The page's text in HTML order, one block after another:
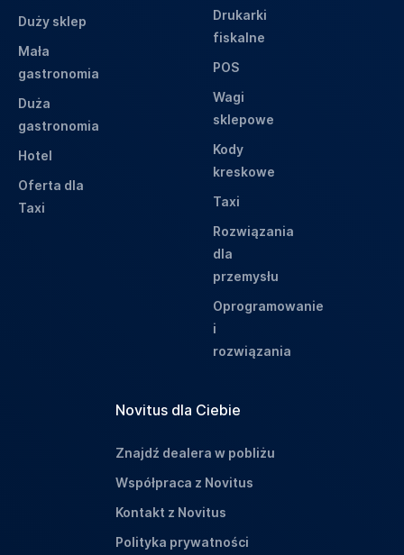
Duży sklep
Mała
gastronomia
Duża
gastronomia
Hotel
Oferta dla
Taxi
Drukarki
fiskalne
POS
Wagi
sklepowe
Kody
kreskowe
Taxi
Rozwiązania
dla
przemysłu
Oprogramowanie
i
rozwiązania
Novitus dla Ciebie
Znajdź dealera w pobliżu
Współpraca z Novitus
Kontakt z Novitus
Polityka prywatności